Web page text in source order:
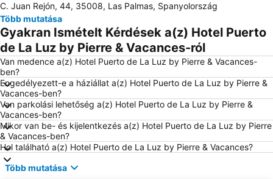
Gran Canaria Repülőtér
Playa de las Casillas
Gran Canaria Stadium
Aqualand Maspalomas
Templo Ecuménico San Salvador
Yumbo centrum
Puerto de Mogán
Centro Comercial Las Arenas
Triana
Maspalomas Golf
C. Juan Rejón, 44, 35008, Las Palmas, Spanyolország
Több mutatása
Gyakran Ismételt Kérdések a(z) Hotel Puerto
de La Luz by Pierre & Vacances-ról
Van medence a(z) Hotel Puerto de La Luz by Pierre & Vacances-
ben?
Engedélyezett-e a háziállat a(z) Hotel Puerto de La Luz by Pierre &
Vacances-ben?
Van parkolási lehetőség a(z) Hotel Puerto de La Luz by Pierre &
Vacances-ben?
Mikor van be- és kijelentkezés a(z) Hotel Puerto de La Luz by Pierre
& Vacances-ben?
Hol található a(z) Hotel Puerto de La Luz by Pierre & Vacances?
Több mutatása